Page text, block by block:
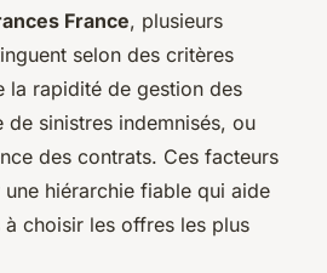
France, plusieurs
selon des critères
la rapidité de gestion des
sinistres indemnisés, ou
des contrats. Ces facteurs
une hiérarchie fiable qui aide
à choisir les offres les plus